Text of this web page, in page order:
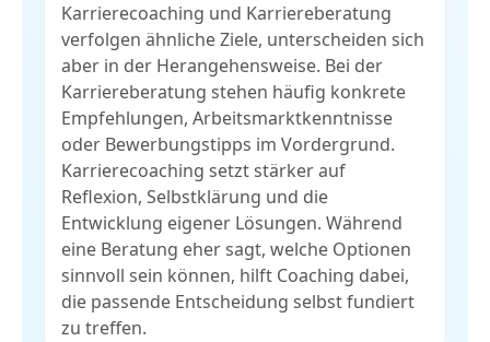
Karrierecoaching und Karriereberatung
verfolgen ähnliche Ziele, unterscheiden sich
aber in der Herangehensweise. Bei der
Karriereberatung stehen häufig konkrete
Empfehlungen, Arbeitsmarktkenntnisse
oder Bewerbungstipps im Vordergrund.
Karrierecoaching setzt stärker auf
Reflexion, Selbstklärung und die
Entwicklung eigener Lösungen. Während
eine Beratung eher sagt, welche Optionen
sinnvoll sein können, hilft Coaching dabei,
die passende Entscheidung selbst fundiert
zu treffen.